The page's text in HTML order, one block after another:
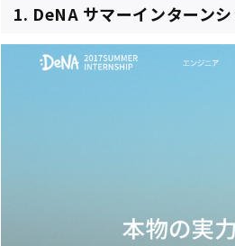
1. DeNA サマーインターン